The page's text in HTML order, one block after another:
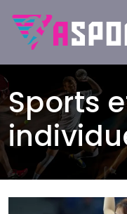
Sports